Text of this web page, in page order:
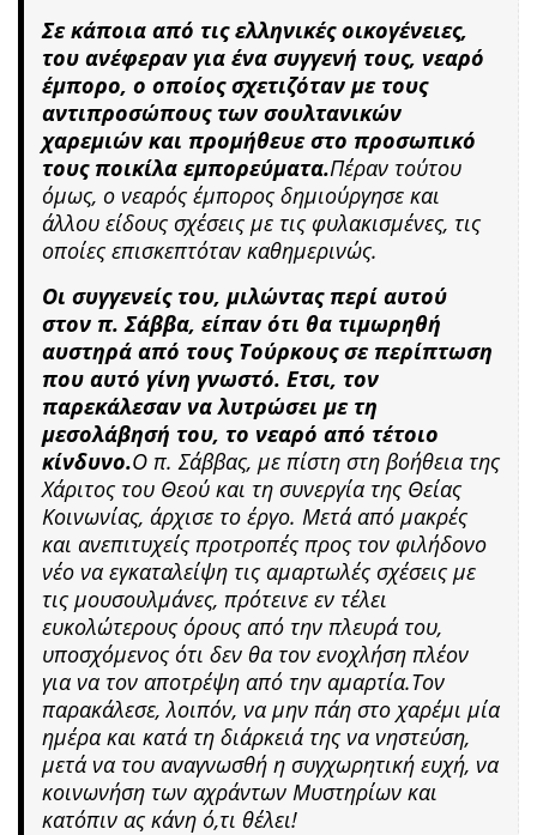
Σε κάποια από τις ελληνικές οικογένειες,
του ανέφεραν για ένα συγγενή τους, νεαρό
έμπορο, ο οποίος σχετιζόταν με τους
αντιπροσώπους των σουλτανικών
χαρεμιών και προμήθευε στο προσωπικό
τους ποικίλα εμπορεύματα.Πέραν τούτου
όμως, ο νεαρός έμπορος δημιούργησε και
άλλου είδους σχέσεις με τις φυλακισμένες, τις
οποίες επισκεπτόταν καθημερινώς.
Οι συγγενείς του, μιλώντας περί αυτού
στον π. Σάββα, είπαν ότι θα τιμωρηθή
αυστηρά από τους Τούρκους σε περίπτωση
που αυτό γίνη γνωστό. Ετσι, τον
παρεκάλεσαν να λυτρώσει με τη
μεσολάβησή του, το νεαρό από τέτοιο
κίνδυνο.Ο π. Σάββας, με πίστη στη βοήθεια της
Χάριτος του Θεού και τη συνεργία της Θείας
Κοινωνίας, άρχισε το έργο. Μετά από μακρές
και ανεπιτυχείς προτροπές προς τον φιλήδονο
νέο να εγκαταλείψη τις αμαρτωλές σχέσεις με
τις μουσουλμάνες, πρότεινε εν τέλει
ευκολώτερους όρους από την πλευρά του,
υποσχόμενος ότι δεν θα τον ενοχλήση πλέον
για να τον αποτρέψη από την αμαρτία.Τον
παρακάλεσε, λοιπόν, να μην πάη στο χαρέμι μία
ημέρα και κατά τη διάρκειά της να νηστεύση,
μετά να του αναγνωσθή η συγχωρητική ευχή, να
κοινωνήση των αχράντων Μυστηρίων και
κατόπιν ας κάνη ό,τι θέλει!